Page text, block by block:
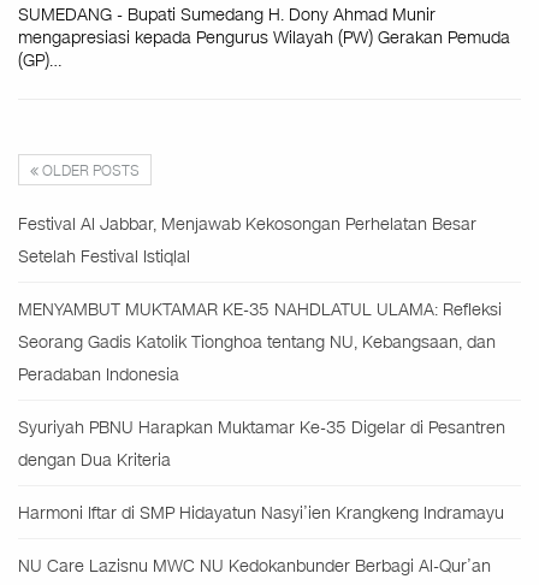
SUMEDANG - Bupati Sumedang H. Dony Ahmad Munir
mengapresiasi kepada Pengurus Wilayah (PW) Gerakan Pemuda
(GP)…
OLDER POSTS
Festival Al Jabbar, Menjawab Kekosongan Perhelatan Besar
Setelah Festival Istiqlal
MENYAMBUT MUKTAMAR KE-35 NAHDLATUL ULAMA: Refleksi
Seorang Gadis Katolik Tionghoa tentang NU, Kebangsaan, dan
Peradaban Indonesia
Syuriyah PBNU Harapkan Muktamar Ke-35 Digelar di Pesantren
dengan Dua Kriteria
Harmoni Iftar di SMP Hidayatun Nasyi’ien Krangkeng Indramayu
NU Care Lazisnu MWC NU Kedokanbunder Berbagi Al-Qur’an